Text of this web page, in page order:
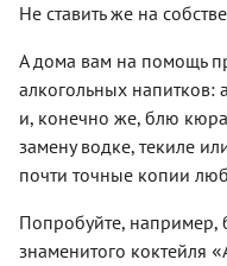
Не ставить же на
А дома вам на помощь
алкогольных напитков:
и, конечно же, блю
замену водке, текиле
почти точные копии
Попробуйте, например,
знаменитого коктейля «